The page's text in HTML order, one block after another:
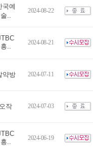
국예
술..
2024-08-22
흥..
2024-08-21
약방 2024-07-11
오작 2024-07-03
흥..
2024-06-19